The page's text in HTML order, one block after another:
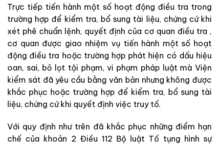
Trực tiếp tiến hành một số hoạt động điều tra trong
trường hợp để kiểm tra, bổ sung tài liệu, chứng cứ khi
xét phê chuẩn lệnh, quyết định của cơ quan điều tra ,
cơ quan được giao nhiệmvụ tiến hành một số hoạt
động điều tra hoặc trường hợp phát hiện có dấu hiệu
oan, sai, bỏ lọt tội phạm,vi phạm pháp luật màViện
kiểm sát đã yêu cầu bằng văn bản nhưng không được
khắc phục hoặc trường hợp để kiểm tra, bổ sung tài
liệu, chứng cứ khi quyết định việc truy tố.
Với quy định như trên đã khắc phục những điểm hạn
chế của khoản 2 Điều 112 Bộ luật Tố tụng hình sự